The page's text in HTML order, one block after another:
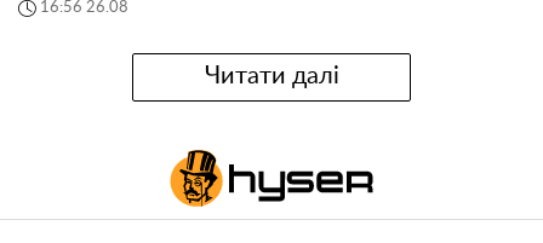
16:56 26.08
Читати далі